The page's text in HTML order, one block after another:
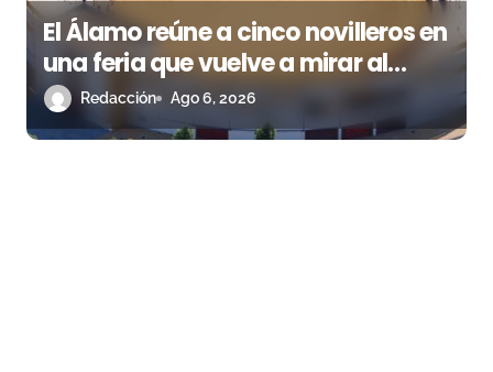
El Álamo reúne a cinco novilleros en
una feria que vuelve a mirar al
futuroRedacción Ago 6, 2026